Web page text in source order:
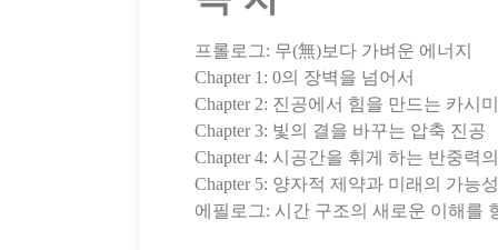
프롤로그: 무(無)보다 가벼운 에너지
Chapter 1: 0의 장벽을 넘어서
Chapter 2: 진공에서 힘을 만드는 카시
Chapter 3: 빛의 결을 바꾸는 압축 진공
Chapter 4: 시공간을 휘게 하는 반중력
Chapter 5: 양자적 제약과 미래의 가능성